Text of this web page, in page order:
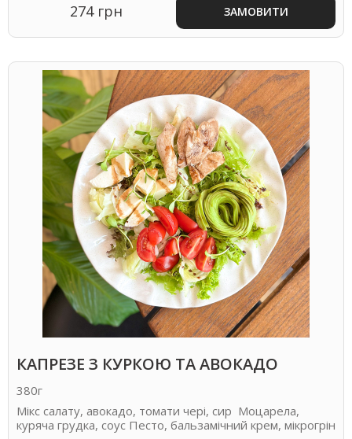
274 грн ЗАМОВИТИ
КАПРЕЗЕ З КУРКОЮ ТА АВОКАДО
380г
Мікс салату, авокадо, томати чері, сир Моцарела,
куряча грудка, соус Песто, бальзамічний крем, мікрогрін